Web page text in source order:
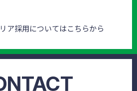
ア採用についてはこちらから